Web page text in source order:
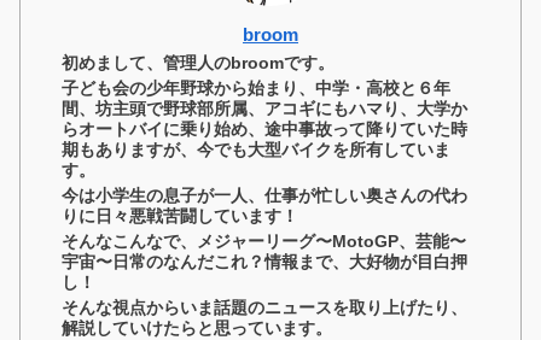
broom
初めまして、管理人のbroomです。
子ども会の少年野球から始まり、中学・高校と６年
間、坊主頭で野球部所属、アコギにもハマり、大学か
らオートバイに乗り始め、途中事故って降りていた時
期もありますが、今でも大型バイクを所有していま
す。
今は小学生の息子が一人、仕事が忙しい奥さんの代わ
りに日々悪戦苦闘しています！
そんなこんなで、メジャーリーグ〜MotoGP、芸能〜
宇宙〜日常のなんだこれ？情報まで、大好物が目白押
し！
そんな視点からいま話題のニュースを取り上げたり、
解説していけたらと思っています。